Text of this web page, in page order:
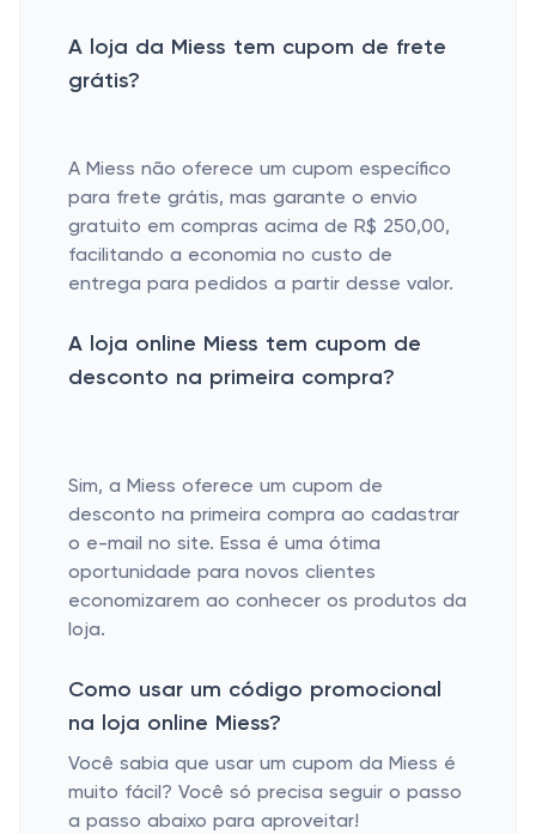
A loja da Miess tem cupom de frete
grátis?
A Miess não oferece um cupom específico
para frete grátis, mas garante o envio
gratuito em compras acima de R$ 250,00,
facilitando a economia no custo de
entrega para pedidos a partir desse valor.
A loja online Miess tem cupom de
desconto na primeira compra?
Sim, a Miess oferece um cupom de
desconto na primeira compra ao cadastrar
o e-mail no site. Essa é uma ótima
oportunidade para novos clientes
economizarem ao conhecer os produtos da
loja.
Como usar um código promocional
na loja online Miess?
Você sabia que usar um cupom da Miess é
muito fácil? Você só precisa seguir o passo
a passo abaixo para aproveitar!